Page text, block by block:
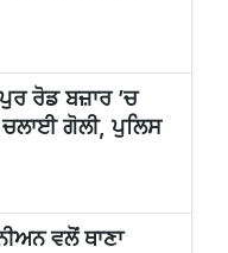
ਰੋਡ ਬਜ਼ਾਰ ’ਚ
ਗੋਲੀ, ਪੁਲਿਸ
ਵਲੋਂ ਥਾਣਾ